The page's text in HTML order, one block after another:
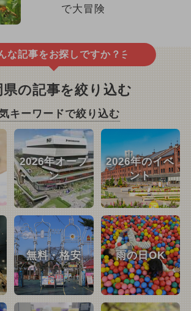
で大冒険
な記事をお探しですか？
県の記事を絞り込む
キーワードで絞り込む
2026年オープ
ン
2026年のイベ
ント
無料・格安 雨の日OK